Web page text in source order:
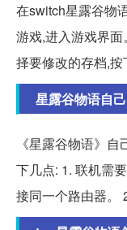
在switch星露谷物
游戏,进入游戏界面
择要修改的存档,按
星露谷物语自
《星露谷物语》
下几点: 1. 联机需
接同一个路由器。